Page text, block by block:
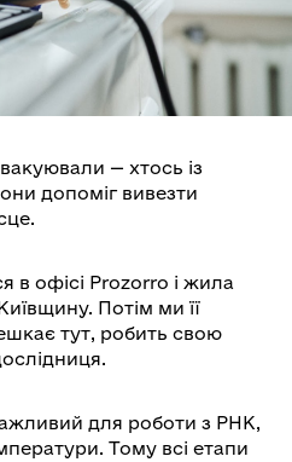
— хтось із
допоміг вивезти
в офісі Prozorro і жила
Потім ми її
тут, робить свою
для роботи з РНК,
Тому всі етапи